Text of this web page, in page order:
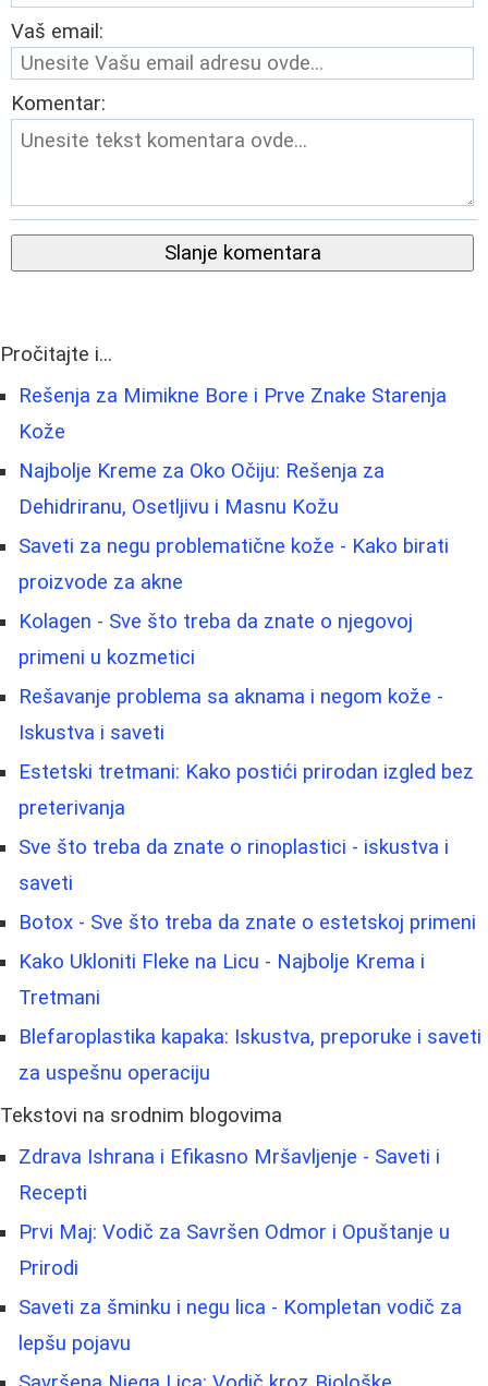
Vaš email:
Komentar:
Slanje komentara
Pročitajte i...
Rešenja za Mimikne Bore i Prve Znake Starenja
Kože
Najbolje Kreme za Oko Očiju: Rešenja za
Dehidriranu, Osetljivu i Masnu Kožu
Saveti za negu problematične kože - Kako birati
proizvode za akne
Kolagen - Sve što treba da znate o njegovoj
primeni u kozmetici
Rešavanje problema sa aknama i negom kože -
Iskustva i saveti
Estetski tretmani: Kako postići prirodan izgled bez
preterivanja
Sve što treba da znate o rinoplastici - iskustva i
saveti
Botox - Sve što treba da znate o estetskoj primeni
Kako Ukloniti Fleke na Licu - Najbolje Krema i
Tretmani
Blefaroplastika kapaka: Iskustva, preporuke i saveti
za uspešnu operaciju
Tekstovi na srodnim blogovima
Zdrava Ishrana i Efikasno Mršavljenje - Saveti i
Recepti
Prvi Maj: Vodič za Savršen Odmor i Opuštanje u
Prirodi
Saveti za šminku i negu lica - Kompletan vodič za
lepšu pojavu